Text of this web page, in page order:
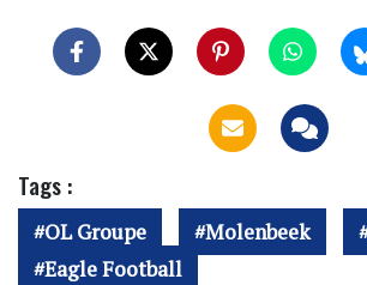
Tags :
OL Groupe Molenbeek
Eagle Football